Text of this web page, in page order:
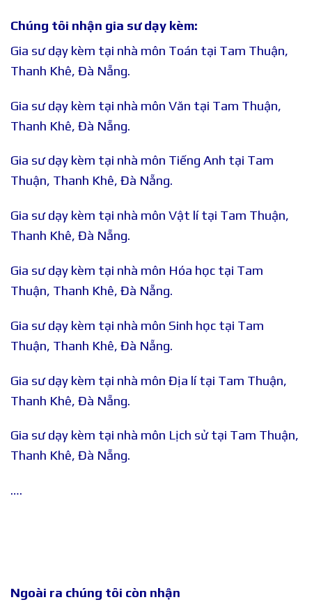
Chúng tôi nhận gia sư dạy kèm:
Gia sư dạy kèm tại nhà môn Toán tại Tam Thuận,
Thanh Khê, Đà Nẵng.
Gia sư dạy kèm tại nhà môn Văn tại Tam Thuận,
Thanh Khê, Đà Nẵng.
Gia sư dạy kèm tại nhà môn Tiếng Anh tại Tam
Thuận, Thanh Khê, Đà Nẵng.
Gia sư dạy kèm tại nhà môn Vật lí tại Tam Thuận,
Thanh Khê, Đà Nẵng.
Gia sư dạy kèm tại nhà môn Hóa học tại Tam
Thuận, Thanh Khê, Đà Nẵng.
Gia sư dạy kèm tại nhà môn Sinh học tại Tam
Thuận, Thanh Khê, Đà Nẵng.
Gia sư dạy kèm tại nhà môn Địa lí tại Tam Thuận,
Thanh Khê, Đà Nẵng.
Gia sư dạy kèm tại nhà môn Lịch sử tại Tam Thuận,
Thanh Khê, Đà Nẵng.
….
Ngoài ra chúng tôi còn nhận